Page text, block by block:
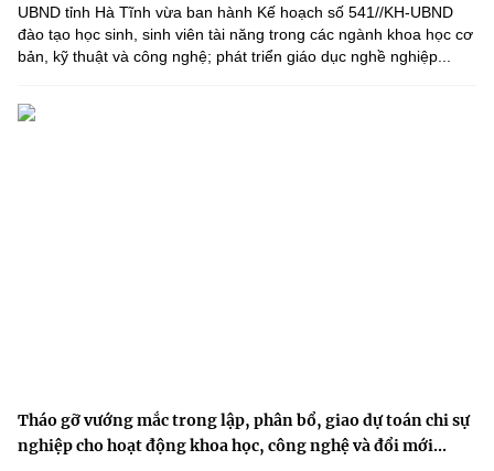
UBND tỉnh Hà Tĩnh vừa ban hành Kế hoạch số 541//KH-UBND
đào tạo học sinh, sinh viên tài năng trong các ngành khoa học cơ
bản, kỹ thuật và công nghệ; phát triển giáo dục nghề nghiệp...
Tháo gỡ vướng mắc trong lập, phân bổ, giao dự toán chi sự
nghiệp cho hoạt động khoa học, công nghệ và đổi mới...